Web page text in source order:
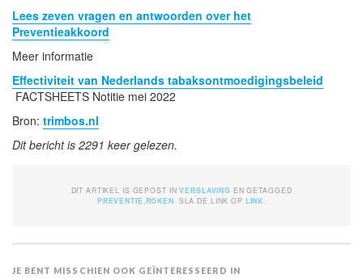
Lees zeven vragen en antwoorden over het
Preventieakkoord
Meer informatie
Effectiviteit van Nederlands tabaksontmoedigingsbeleid
FACTSHEETS Notitie mei 2022
Bron: trimbos.nl
Dit bericht is 2291 keer gelezen.
DIT ARTIKEL IS GEPOST INVERSLAVING EN GETAGGED
PREVENTIE ROKEN . SLA DE LINK OP LINK
JE BENT MISSCHIEN OOK GEÏNTERESSEERD IN